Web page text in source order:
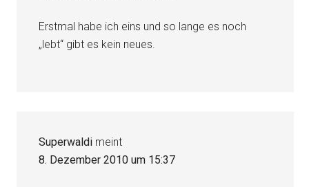
Erstmal habe ich eins und so lange es noch
„lebt“ gibt es kein neues.
Superwaldi meint
8. Dezember 2010 um 15:37